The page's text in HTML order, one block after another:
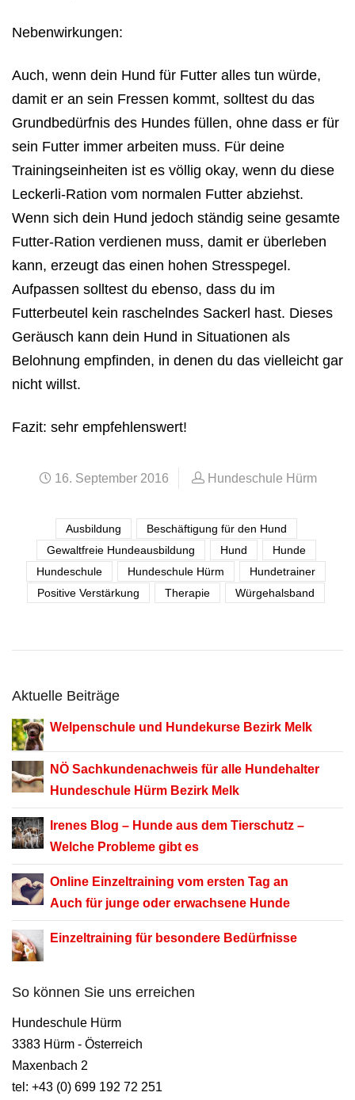
Nebenwirkungen:
Auch, wenn dein Hund für Futter alles tun würde,
damit er an sein Fressen kommt, solltest du das
Grundbedürfnis des Hundes füllen, ohne dass er für
sein Futter immer arbeiten muss. Für deine
Trainingseinheiten ist es völlig okay, wenn du diese
Leckerli-Ration vom normalen Futter abziehst.
Wenn sich dein Hund jedoch ständig seine gesamte
Futter-Ration verdienen muss, damit er überleben
kann, erzeugt das einen hohen Stresspegel.
Aufpassen solltest du ebenso, dass du im
Futterbeutel kein raschelndes Sackerl hast. Dieses
Geräusch kann dein Hund in Situationen als
Belohnung empfinden, in denen du das vielleicht gar
nicht willst.
Fazit: sehr empfehlenswert!
16. September 2016 Hundeschule Hürm
Ausbildung
Beschäftigung für den Hund
Gewaltfreie Hundeausbildung
Hund
Hunde
Hundeschule
Hundeschule Hürm
Hundetrainer
Positive Verstärkung
Therapie Würgehalsband
Aktuelle Beiträge
Welpenschule und Hundekurse Bezirk Melk
NÖ Sachkundenachweis für alle Hundehalter
Hundeschule Hürm Bezirk Melk
Irenes Blog – Hunde aus dem Tierschutz –
Welche Probleme gibt es
Online Einzeltraining vom ersten Tag an
Auch für junge oder erwachsene Hunde
Einzeltraining für besondere Bedürfnisse
So können Sie uns erreichen
Hundeschule Hürm
3383 Hürm - Österreich
Maxenbach 2
tel: +43 (0) 699 192 72 251